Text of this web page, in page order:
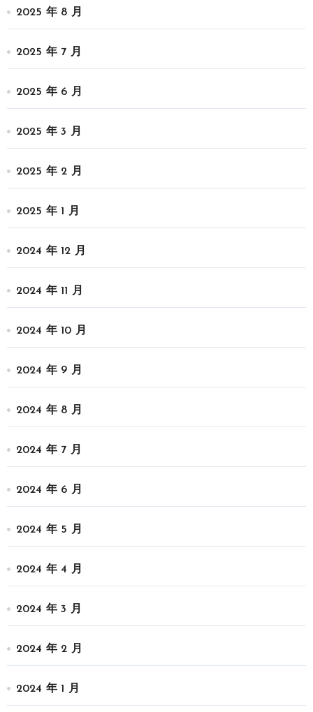
2025 年 8 月
2025 年 7 月
2025 年 6 月
2025 年 3 月
2025 年 2 月
2025 年 1 月
2024 年 12 月
2024 年 11 月
2024 年 10 月
2024 年 9 月
2024 年 8 月
2024 年 7 月
2024 年 6 月
2024 年 5 月
2024 年 4 月
2024 年 3 月
2024 年 2 月
2024 年 1 月